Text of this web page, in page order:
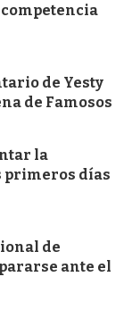
de Yesty
de Famosos
la
primeros días
de
ante el